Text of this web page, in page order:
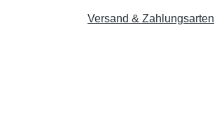
Versand & Zahlungsarten